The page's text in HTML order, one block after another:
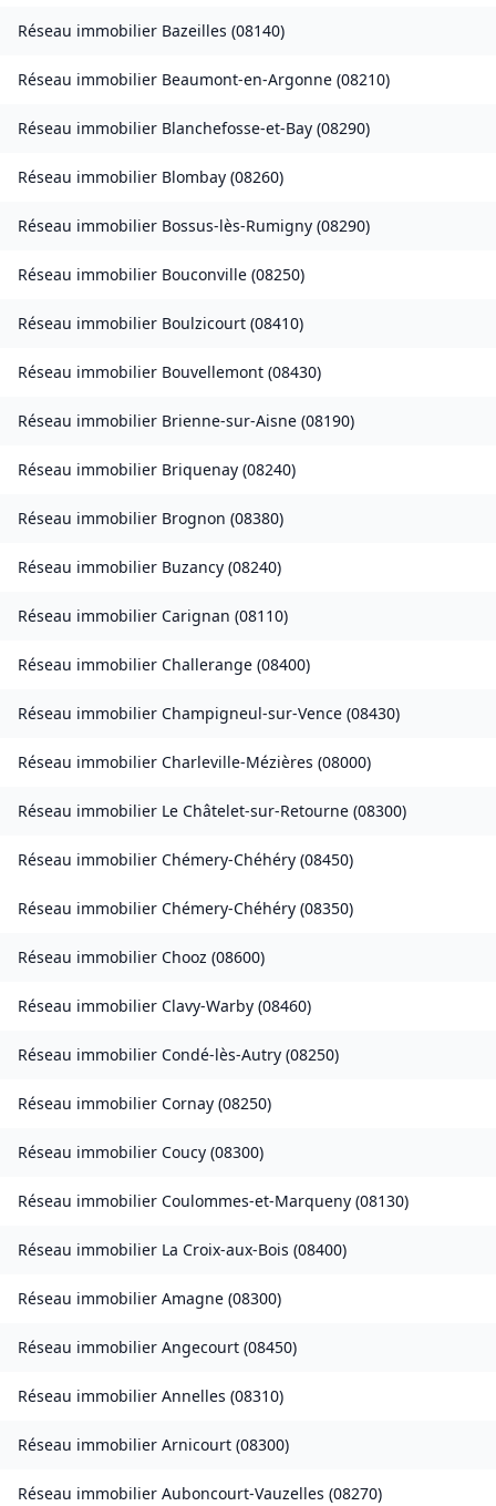
Réseau immobilier Bazeilles (08140)
Réseau immobilier Beaumont-en-Argonne (08210)
Réseau immobilier Blanchefosse-et-Bay (08290)
Réseau immobilier Blombay (08260)
Réseau immobilier Bossus-lès-Rumigny (08290)
Réseau immobilier Bouconville (08250)
Réseau immobilier Boulzicourt (08410)
Réseau immobilier Bouvellemont (08430)
Réseau immobilier Brienne-sur-Aisne (08190)
Réseau immobilier Briquenay (08240)
Réseau immobilier Brognon (08380)
Réseau immobilier Buzancy (08240)
Réseau immobilier Carignan (08110)
Réseau immobilier Challerange (08400)
Réseau immobilier Champigneul-sur-Vence (08430)
Réseau immobilier Charleville-Mézières (08000)
Réseau immobilier Le Châtelet-sur-Retourne (08300)
Réseau immobilier Chémery-Chéhéry (08450)
Réseau immobilier Chémery-Chéhéry (08350)
Réseau immobilier Chooz (08600)
Réseau immobilier Clavy-Warby (08460)
Réseau immobilier Condé-lès-Autry (08250)
Réseau immobilier Cornay (08250)
Réseau immobilier Coucy (08300)
Réseau immobilier Coulommes-et-Marqueny (08130)
Réseau immobilier La Croix-aux-Bois (08400)
Réseau immobilier Amagne (08300)
Réseau immobilier Angecourt (08450)
Réseau immobilier Annelles (08310)
Réseau immobilier Arnicourt (08300)
Réseau immobilier Auboncourt-Vauzelles (08270)